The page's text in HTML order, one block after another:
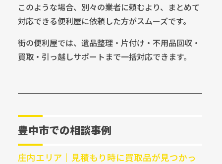
このような場合、別々の業者に頼むより、まとめて
対応できる便利屋に依頼した方がスムーズです。
街の便利屋では、遺品整理・片付け・不用品回収・
買取・引っ越しサポートまで一括対応できます。
豊中市での相談事例
庄内エリア｜見積もり時に買取品が見つかっ